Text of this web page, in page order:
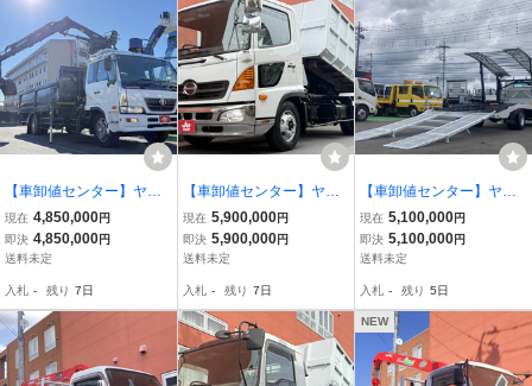
【車卸値センター】ヤフ
オク特価!コンドル H24製
ヒアブクレーン 増トン5.9
t HARDOXスウェーデン
現在 4,850,000円
即決 4,850,000円
送料未定
入札 - 残り 7日
【車卸値センター】ヤフ
オク特価!レンジャー現行
型極東フックロールハイ
パースイング アームロー
現在 5,900,000円
即決 5,900,000円
送料未定
入札 - 残り 7日
【車卸値センター】ヤフ
オク特価!キャンター 2台
積キャリアカー・積載
車・積載3550kg ラジコン
現在 5,100,000円
即決 5,100,000円
送料未定
入札 - 残り 5日
NEW